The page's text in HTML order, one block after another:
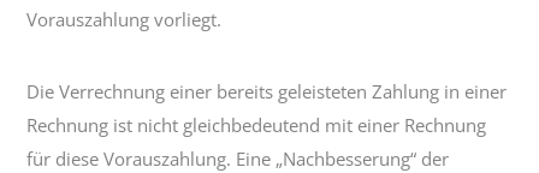
Vorauszahlung vorliegt.
Die Verrechnung einer bereits geleisteten Zahlung in einer
Rechnung ist nicht gleichbedeutend mit einer Rechnung
für diese Vorauszahlung. Eine „Nachbesserung“ der